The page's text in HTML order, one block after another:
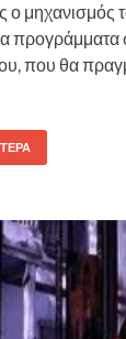
ο μηχανισμός
που θα